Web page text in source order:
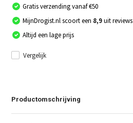
Gratis verzending vanaf €50
MijnDrogist.nl scoort een 8,9uit reviews
Altijd een lage prijs
Vergelijk
Productomschrijving